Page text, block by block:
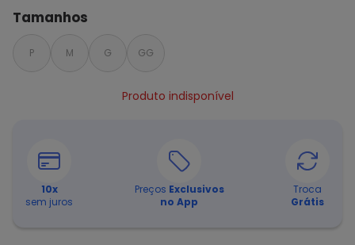
Tamanhos
P M G GG
Produto indisponível
10x
sem juros
Preços Exclusivos
no App
Troca
Grátis